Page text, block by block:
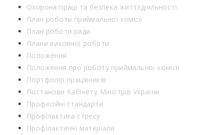
Охорона праці та безпека життєдіяльності
План роботи приймальної комісії
План роботи ради
Плани виховної роботи
Положення
Положення про роботу приймальної комісії
Портфоліо працівників
Постанови Кабінету Міністрів України
Професійні стандарти
Профілактика стресу
Профілактичні матеріали